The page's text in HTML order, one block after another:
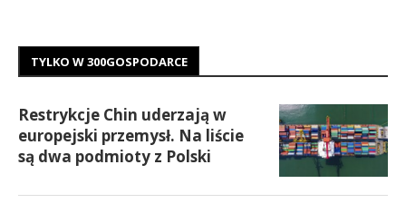
TYLKO W 300GOSPODARCE
Restrykcje Chin uderzają w
europejski przemysł. Na liście
są dwa podmioty z Polski